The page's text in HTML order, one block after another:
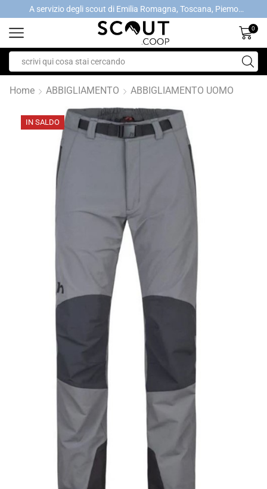
A servizio degli scout di Emilia Romagna, Toscana, Piemonte, Valle d'Aosta- Gratis la spedizione con ordini > €40
0
Home ABBIGLIAMENTO ABBIGLIAMENTO UOMO
IN SALDO